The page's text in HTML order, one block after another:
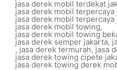
jasa derek mobil terdekat
jasa derek mobil terpercaya
jasa derek mobil terpercaya
jasa derek mobil towing,
jasa derek mobil towing
jasa derek semper jakarta,
, jasa derek termurah, jasa
jasa derek towing cipete
jasa derek towing derek